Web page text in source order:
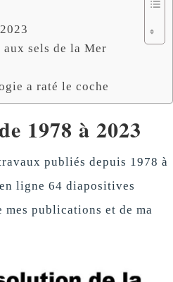
sels de la Mer
a raté le coche
1978 à 2023
publiés depuis 1978 à
ligne 64 diapositives
mes publications et de ma